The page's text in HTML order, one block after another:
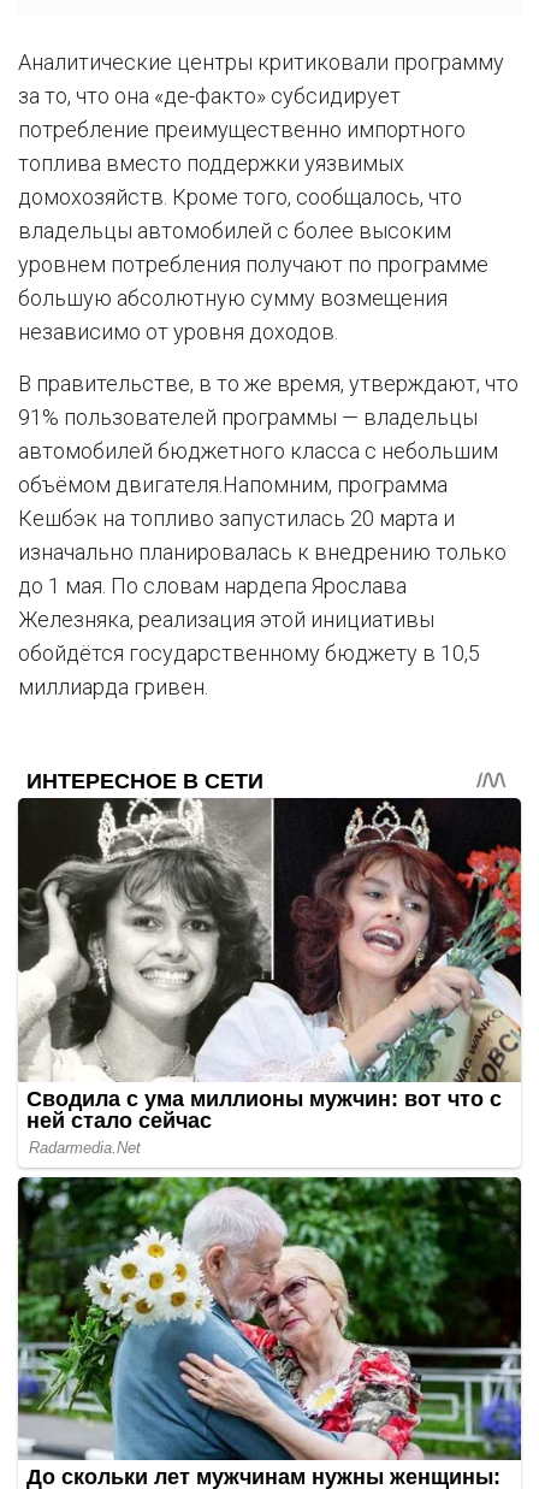
Аналитические центры критиковали программу
за то, что она «де-факто» субсидирует
потребление преимущественно импортного
топлива вместо поддержки уязвимых
домохозяйств. Кроме того, сообщалось, что
владельцы автомобилей с более высоким
уровнем потребления получают по программе
большую абсолютную сумму возмещения
независимо от уровня доходов.
В правительстве, в то же время, утверждают, что
91% пользователей программы — владельцы
автомобилей бюджетного класса с небольшим
объёмом двигателя.Напомним, программа
Кешбэк на топливо запустилась 20 марта и
изначально планировалась к внедрению только
до 1 мая. По словам нардепа Ярослава
Железняка, реализация этой инициативы
обойдётся государственному бюджету в 10,5
миллиарда гривен.